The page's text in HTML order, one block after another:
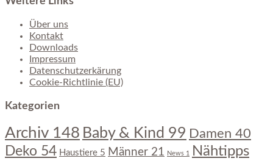
Über uns
Kontakt
Downloads
Impressum
Datenschutzerkärung
Cookie-Richtlinie (EU)
Kategorien
Archiv 148 Baby & Kind 99 Damen 40
Deko 54 Haustiere 5 Männer 21 News 1
Nähtipps